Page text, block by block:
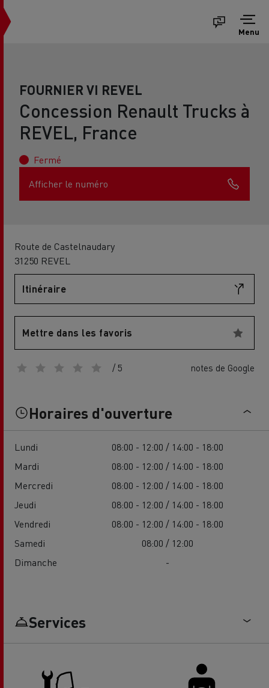
Menu
FOURNIER VI REVEL
Concession Renault Trucks à
REVEL, France
Fermé
Afficher le numéro
Route de Castelnaudary
31250 REVEL
Itinéraire
Mettre dans les favoris
/ 5 notes de Google
Horaires d'ouverture
Lundi
08:00 - 12:00 / 14:00 - 18:00
Mardi
08:00 - 12:00 / 14:00 - 18:00
Mercredi
08:00 - 12:00 / 14:00 - 18:00
Jeudi
08:00 - 12:00 / 14:00 - 18:00
Vendredi
08:00 - 12:00 / 14:00 - 18:00
Samedi
08:00 / 12:00
Dimanche
-
Services